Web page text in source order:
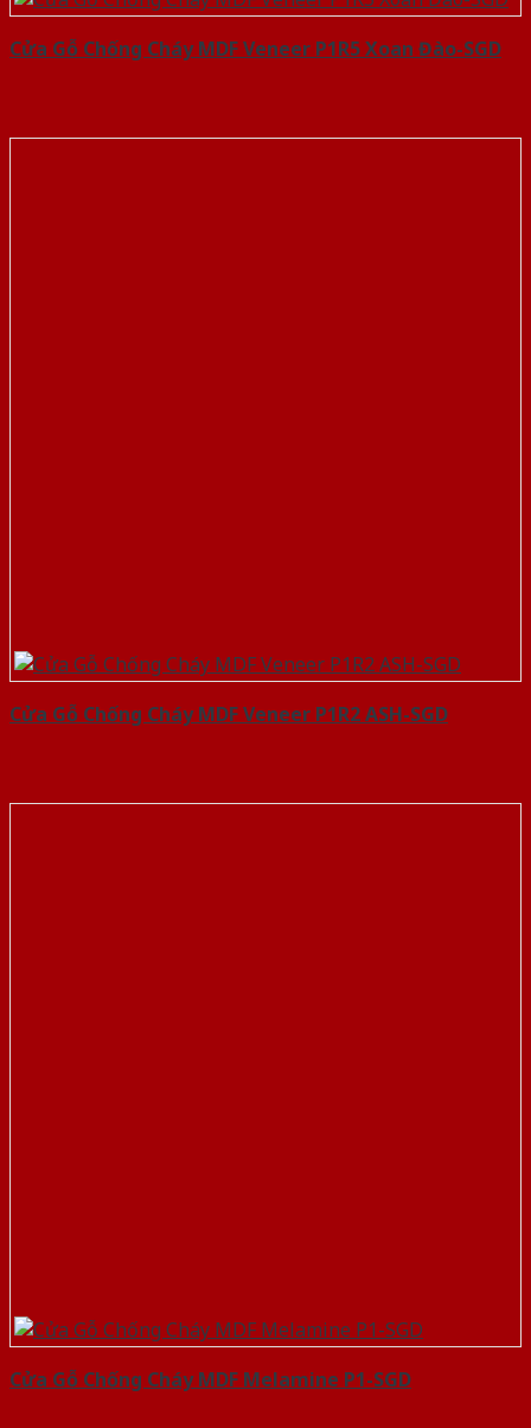
Cửa Gỗ Chống Cháy MDF Veneer P1R5 Xoan Đào-SGD
Cửa Gỗ Chống Cháy MDF Veneer P1R2 ASH-SGD
Cửa Gỗ Chống Cháy MDF Melamine P1-SGD